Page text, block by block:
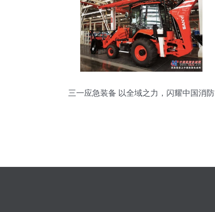
三一应急装备 以全域之力，闪耀中国消防